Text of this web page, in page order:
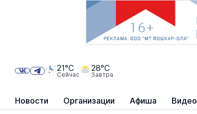
Новости Организации Афиша Видео
21°C
Сейчас
28°C
Завтра